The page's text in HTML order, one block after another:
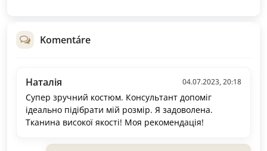
Komentáre
Наталія 04.07.2023, 20:18
Супер зручний костюм. Консультант допоміг
ідеально підібрати мій розмір. Я задоволена.
Тканина високої якості! Моя рекомендація!